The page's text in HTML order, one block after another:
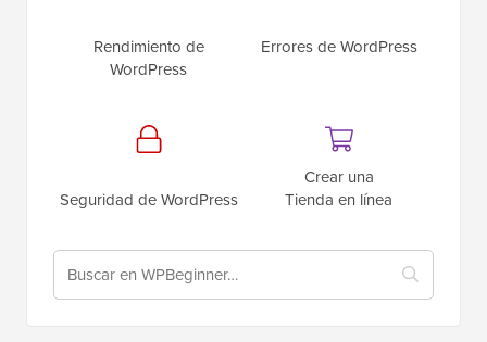
Rendimiento de
WordPress
Errores de WordPress
Seguridad de WordPress
Crear una
Tienda en línea